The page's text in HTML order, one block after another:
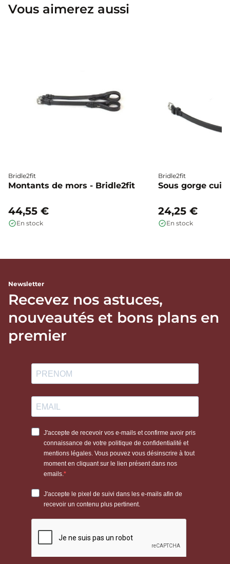
Vous aimerez aussi
Bridle2fit
Montants de mors - Bridle2fit
44,55 €
En stock
Bridle2fit
Sous gorge
24,25 €
En stock
Newsletter
Recevez nos astuces,
nouveautés et bons plans en
premier